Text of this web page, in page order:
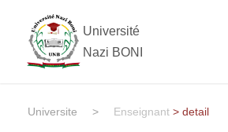
Université
Nazi BONI
Universite > Enseignant > detail